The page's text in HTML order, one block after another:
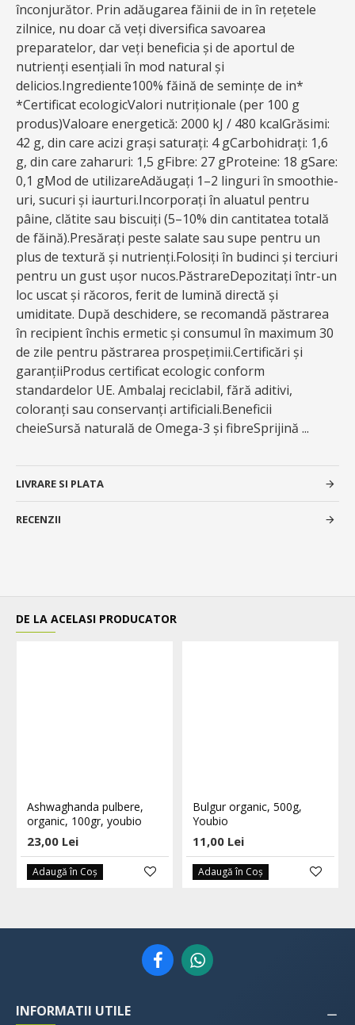
înconjurător. Prin adăugarea făinii de in în rețetele
zilnice, nu doar că veți diversifica savoarea
preparatelor, dar veți beneficia și de aportul de
nutrienți esențiali în mod natural și
delicios.Ingrediente100% făină de semințe de in*
*Certificat ecologicValori nutriționale (per 100 g
produs)Valoare energetică: 2000 kJ / 480 kcalGrăsimi:
42 g, din care acizi grași saturați: 4 gCarbohidrați: 1,6
g, din care zaharuri: 1,5 gFibre: 27 gProteine: 18 gSare:
0,1 gMod de utilizareAdăugați 1–2 linguri în smoothie-
uri, sucuri și iaurturi.Incorporați în aluatul pentru
pâine, clătite sau biscuiți (5–10% din cantitatea totală
de făină).Presărați peste salate sau supe pentru un
plus de textură și nutrienți.Folosiți în budinci și terciuri
pentru un gust ușor nucos.PăstrareDepozitați într-un
loc uscat și răcoros, ferit de lumină directă și
umiditate. După deschidere, se recomandă păstrarea
în recipient închis ermetic și consumul în maximum 30
de zile pentru păstrarea prospețimii.Certificări și
garanțiiProdus certificat ecologic conform
standardelor UE. Ambalaj reciclabil, fără aditivi,
coloranți sau conservanți artificiali.Beneficii
cheieSursă naturală de Omega-3 și fibreSprijină ...
LIVRARE SI PLATA
RECENZII
DE LA ACELASI PRODUCATOR
Ashwaghanda pulbere,
organic, 100gr, youbio
23,00 Lei
Adaugă în Coş
Bulgur organic, 500g,
Youbio
11,00 Lei
Adaugă în Coş
INFORMATII UTILE